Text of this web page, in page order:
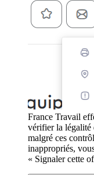
France Travail
vérifier la légalité
malgré ces
inappropriés,
« Signaler cette